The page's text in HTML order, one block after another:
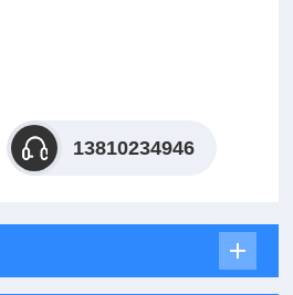
13810234946